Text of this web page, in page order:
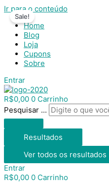
Ir para o conteúdo
Home
Blog
Loja
Cupons
Sobre
Entrar
R$0,00 0 Carrinho
Pesquisar ...
Resultados
Ver todos os resultados
Entrar
R$0,00 0 Carrinho
Sale!